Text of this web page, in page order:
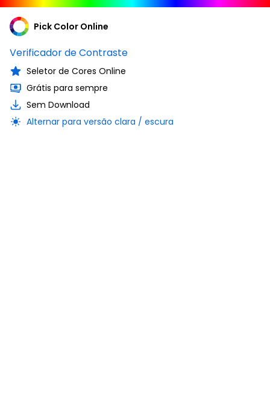
Pick Color Online
Verificador de Contraste
Seletor de Cores Online
Grátis para sempre
Sem Download
Alternar para versão clara / escura